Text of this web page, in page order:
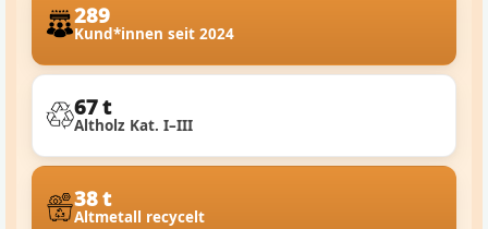
289
Kund*innen seit 2024
67 t
Altholz Kat. I–III
38 t
Altmetall recycelt